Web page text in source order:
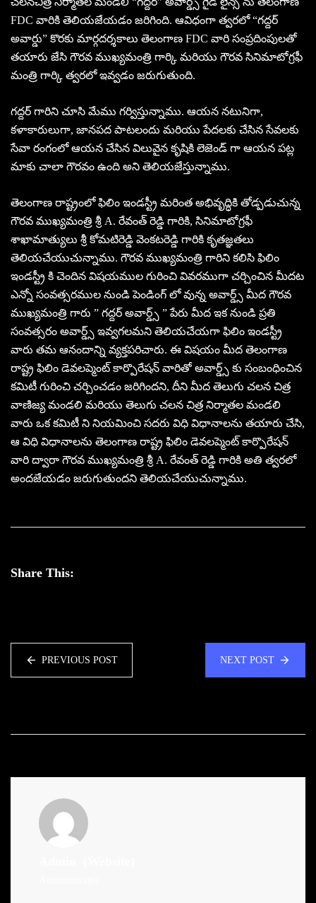
FDC వారికి తెలియజేయడం జరిగింది. ఆవిధంగా త్వరలో “గద్దర్
అవార్డు” కొరకు మార్గదర్శకాలు తెలంగాణ FDC వారి సంప్రదింపులతో
తయారు జేసి గౌరవ ముఖ్యమంత్రి గార్కి మరియు గౌరవ సినిమాటోగ్రఫీ
మంత్రి గార్కి త్వరలో ఇవ్వడం జరుగుతుంది.
గద్దర్ గారిని చూసి మేము గర్విస్తున్నాము. ఆయన నటునిగా,
కళాకారులుగా, జానపద పాటలందు మరియు పేదలకు చేసిన సేవలకు
సేవా రంగంలో ఆయన చేసిన విలువైన కృషికి లెజెండ్ గా ఆయన పట్ల
మాకు చాలా గౌరవం ఉంది అని తెలియజేస్తున్నాము.
తెలంగాణ రాష్ట్రంలో ఫిలిం ఇండస్ట్రీ మరింత అభివృద్ధికి తోడ్పడుచున్న
గౌరవ ముఖ్యమంత్రి శ్రీ A. రేవంత్ రెడ్డి గారికి, సినిమాటోగ్రఫీ
శాఖామాత్యులు శ్రీ కోమటిరెడ్డి వెంకటరెడ్డి గారికి కృతజ్ఞతలు
తెలియచేయుచున్నాము. గౌరవ ముఖ్యమంత్రి గారిని కలిసి ఫిలిం
ఇండస్ట్రీ కి చెందిన విషయముల గురించి వివరముగా చర్చించిన మీదట
ఎన్నో సంవత్సరముల నుండి పెండింగ్ లో వున్న అవార్డ్స్ మీద గౌరవ
ముఖ్యమంత్రి గారు ” గద్దర్ అవార్డ్స్ ” పేరు మీద ఇక నుండి ప్రతి
సంవత్సరం అవార్డ్స్ ఇవ్వగలమని తెలియచేయగా ఫిలిం ఇండస్ట్రీ
వారు తమ ఆనందాన్ని వ్యక్తపరిచారు. ఈ విషయం మీద తెలంగాణ
రాష్ట్ర ఫిలిం డెవలప్మెంట్ కార్పొరేషన్ వారితో అవార్డ్స్ కు సంబంధించిన
కమిటీ గురించి చర్చించడం జరిగిందని, దీని మీద తెలుగు చలన చిత్ర
వాణిజ్య మండలి మరియు తెలుగు చలన చిత్ర నిర్మాతల మండలి
వారు ఒక కమిటీ ని నియమించి సదరు విధి విధానాలను తయారు చేసి,
ఆ విధి విధానాలను తెలంగాణ రాష్ట్ర ఫిలిం డెవలప్మెంట్ కార్పొరేషన్
వారి ద్వారా గౌరవ ముఖ్యమంత్రి శ్రీ A. రేవంత్ రెడ్డి గారికి అతి త్వరలో
అందజేయడం జరుగుతుందని తెలియచేయుచున్నాము.
Share This:
PREVIOUS POST NEXT POST